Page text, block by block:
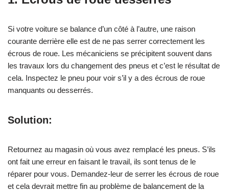
Si votre voiture se balance d’un côté à l’autre, une raison
courante derrière elle est de ne pas serrer correctement les
écrous de roue. Les mécaniciens se précipitent souvent dans
les travaux lors du changement des pneus et c’est le résultat de
cela. Inspectez le pneu pour voir s’il y a des écrous de roue
manquants ou desserrés.
Solution:
Retournez au magasin où vous avez remplacé les pneus. S’ils
ont fait une erreur en faisant le travail, ils sont tenus de le
réparer pour vous. Demandez-leur de serrer les écrous de roue
et cela devrait mettre fin au problème de balancement de la